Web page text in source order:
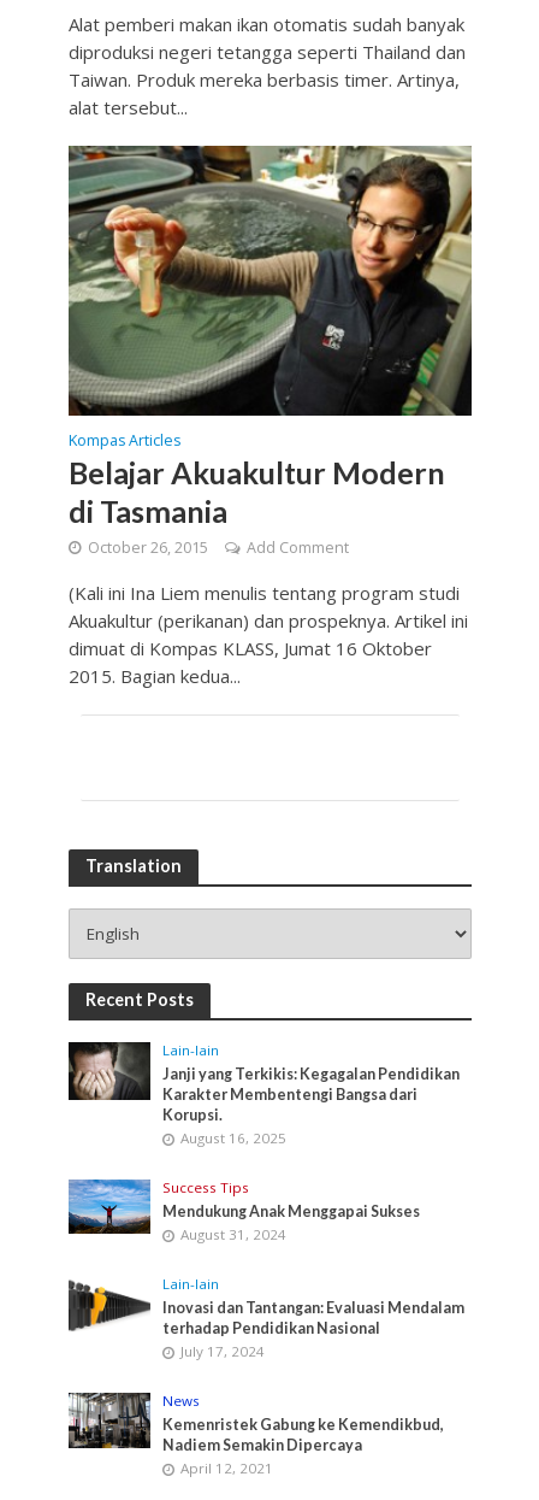
Alat pemberi makan ikan otomatis sudah banyak
diproduksi negeri tetangga seperti Thailand dan
Taiwan. Produk mereka berbasis timer. Artinya,
alat tersebut...
Kompas Articles
Belajar Akuakultur Modern
di Tasmania
October 26, 2015 Add Comment
(Kali ini Ina Liem menulis tentang program studi
Akuakultur (perikanan) dan prospeknya. Artikel ini
dimuat di Kompas KLASS, Jumat 16 Oktober
2015. Bagian kedua...
Translation
Recent Posts
Lain-lain
Janji yang Terkikis: Kegagalan Pendidikan
Karakter Membentengi Bangsa dari
Korupsi.
August 16, 2025
Success Tips
Mendukung Anak Menggapai Sukses
August 31, 2024
Lain-lain
Inovasi dan Tantangan: Evaluasi Mendalam
terhadap Pendidikan Nasional
July 17, 2024
News
Kemenristek Gabung ke Kemendikbud,
Nadiem Semakin Dipercaya
April 12, 2021